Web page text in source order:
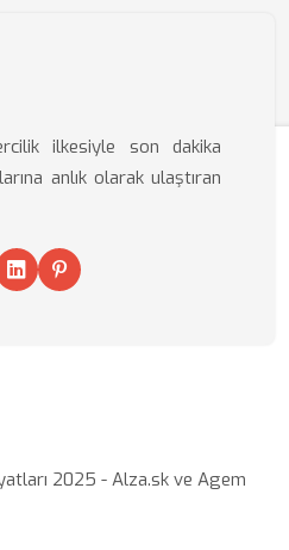
ilkesiyle son dakika
anlık olarak ulaştıran
2025 - Alza.sk ve Agem